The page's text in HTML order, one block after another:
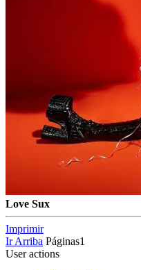
Love Sux
Imprimir
Ir Arriba Páginas1
User actions